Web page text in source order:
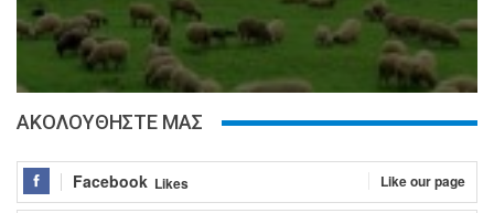
ΑΚΟΛΟΥΘΗΣΤΕ ΜΑΣ
Facebook Likes Like our page